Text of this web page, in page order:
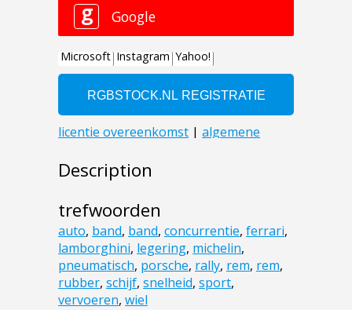
Description
trefwoorden
auto, band, band, concurrentie, ferrari,
lamborghini, legering, michelin,
pneumatisch, porsche, rally, rem, rem,
rubber, schijf, snelheid, sport,
vervoeren, wiel